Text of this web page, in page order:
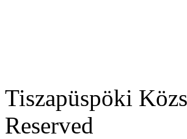
Tiszapüspöki
Reserved